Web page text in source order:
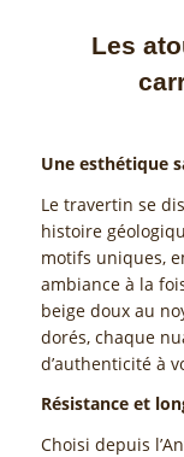
Les
Une esthétique
Le travertin se
histoire
motifs uniques,
ambiance à la
beige doux au
dorés, chaque
d’authenticité à
Résistance et
Choisi depuis